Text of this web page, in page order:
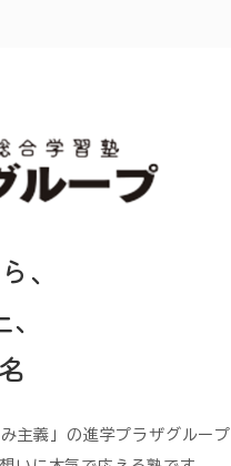
、
主義」の進学プラザグループ